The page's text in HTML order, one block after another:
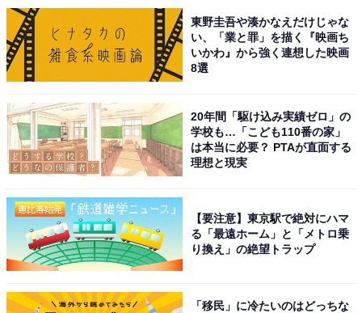
東野圭吾や湊かなえだけじゃな
い、「業と罪」を描く『映画ち
いかわ』から強く連想した映画
8選
20年間「駆け込み実績ゼロ」の
学校も…「こども110番の家」
は本当に必要？ PTAが直面する
理想と現実
【要注意】東京駅で絶対にハマ
る「最遠ホーム」と「メトロ乗
り換え」の絶望トラップ
「移民」に冷たいのはどっちな